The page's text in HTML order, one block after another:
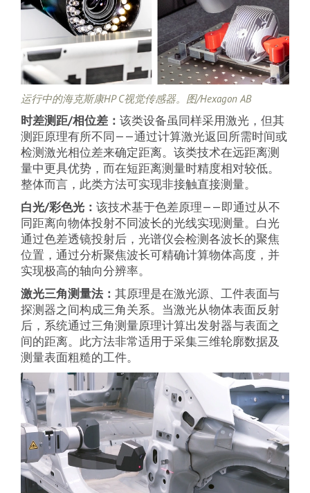
运行中的海克斯康HP C视觉传感器。图/Hexagon AB
时差测距/相位差： 该类设备虽同样采用激光，但其
测距原理有所不同——通过计算激光返回所需时间或
检测激光相位差来确定距离。该类技术在远距离测
量中更具优势，而在短距离测量时精度相对较低。
整体而言，此类方法可实现非接触直接测量。
白光/彩色光： 该技术基于色差原理——即通过从不
同距离向物体投射不同波长的光线实现测量。白光
通过色差透镜投射后，光谱仪会检测各波长的聚焦
位置，通过分析聚焦波长可精确计算物体高度，并
实现极高的轴向分辨率。
激光三角测量法： 其原理是在激光源、工件表面与
探测器之间构成三角关系。当激光从物体表面反射
后，系统通过三角测量原理计算出发射器与表面之
间的距离。此方法非常适用于采集三维轮廓数据及
测量表面粗糙的工件。